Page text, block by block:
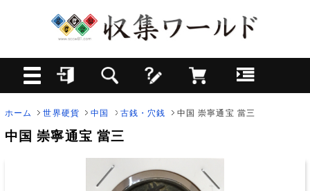
ホーム 世界硬貨 中国 古銭・穴銭 中国 崇寧通宝 當三
中国 崇寧通宝 當三